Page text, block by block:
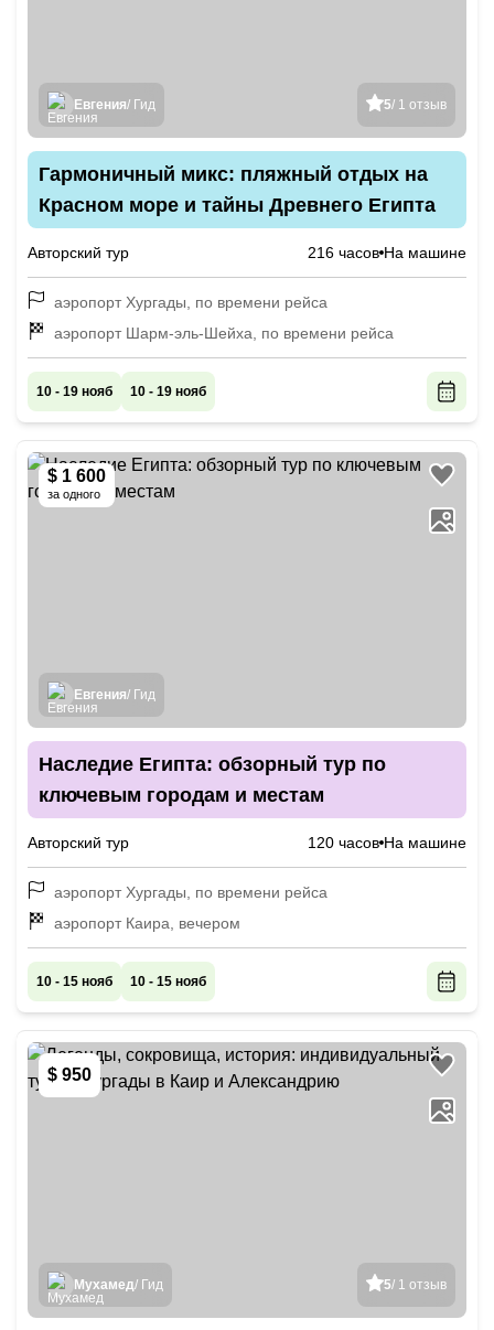
5/ 1 отзыв
Евгения/ Гид
Гармоничный микс: пляжный отдых на
Красном море и тайны Древнего Египта
Авторский тур 216 часов На машине
аэропорт Хургады, по времени рейса
аэропорт Шарм-эль-Шейха, по времени рейса
10 - 19 нояб 10 - 19 нояб
$ 1 600
за одного
Евгения/ Гид
Наследие Египта: обзорный тур по
ключевым городам и местам
Авторский тур 120 часов На машине
аэропорт Хургады, по времени рейса
аэропорт Каира, вечером
10 - 15 нояб 10 - 15 нояб
$ 950
5/ 1 отзыв
Мухамед/ Гид